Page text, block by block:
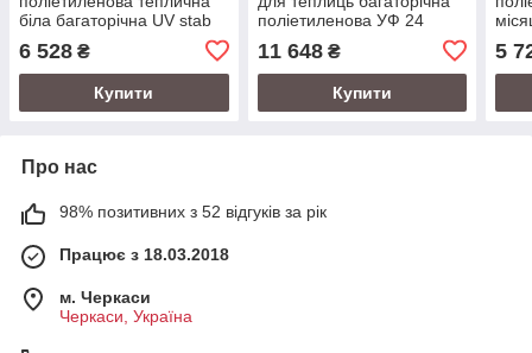
біла багаторічна UV stab
6 528 ₴
Купити
поліетиленова УФ 24
11 648₴
Купити
5
Про нас
98% позитивних з 52 відгуків за рік
Працює з 18.03.2018
м. Черкаси
Черкаси, Україна